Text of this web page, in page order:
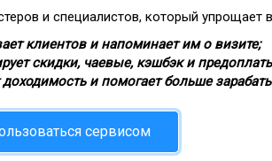
и специалистов, который упрощает
клиентов и напоминает им о визите;
скидки, чаевые, кэшбэк и
и помогает больше
сервисом